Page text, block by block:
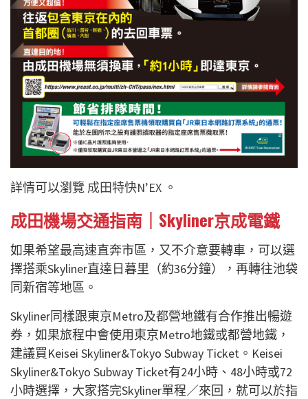
詳情可以瀏覽 成田特快N’EX 。
成田機場交通指南｜Skyliner京成電鐵
如果希望最高速直奔市區，又不介意要轉車，可以選
擇搭乘Skyliner直達日暮里（約36分鐘），再轉往池袋
同新宿等地區。
Skyliner同樣跟東京Metro及都營地鐵有合作推出暢遊
券，如果旅程中會使用東京Metro地鐵或都營地鐵，
建議買Keisei Skyliner&Tokyo Subway Ticket。Keisei
Skyliner&Tokyo Subway Ticket有24小時、48小時或72
小時選擇，大家搭完Skyliner單程／來回，就可以於指